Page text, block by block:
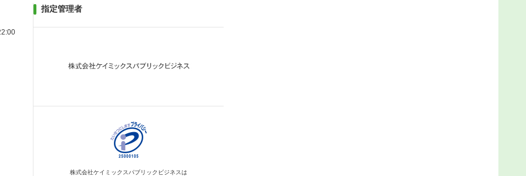
指定管理者
株式会社ケイミックス パブリックビジネスは